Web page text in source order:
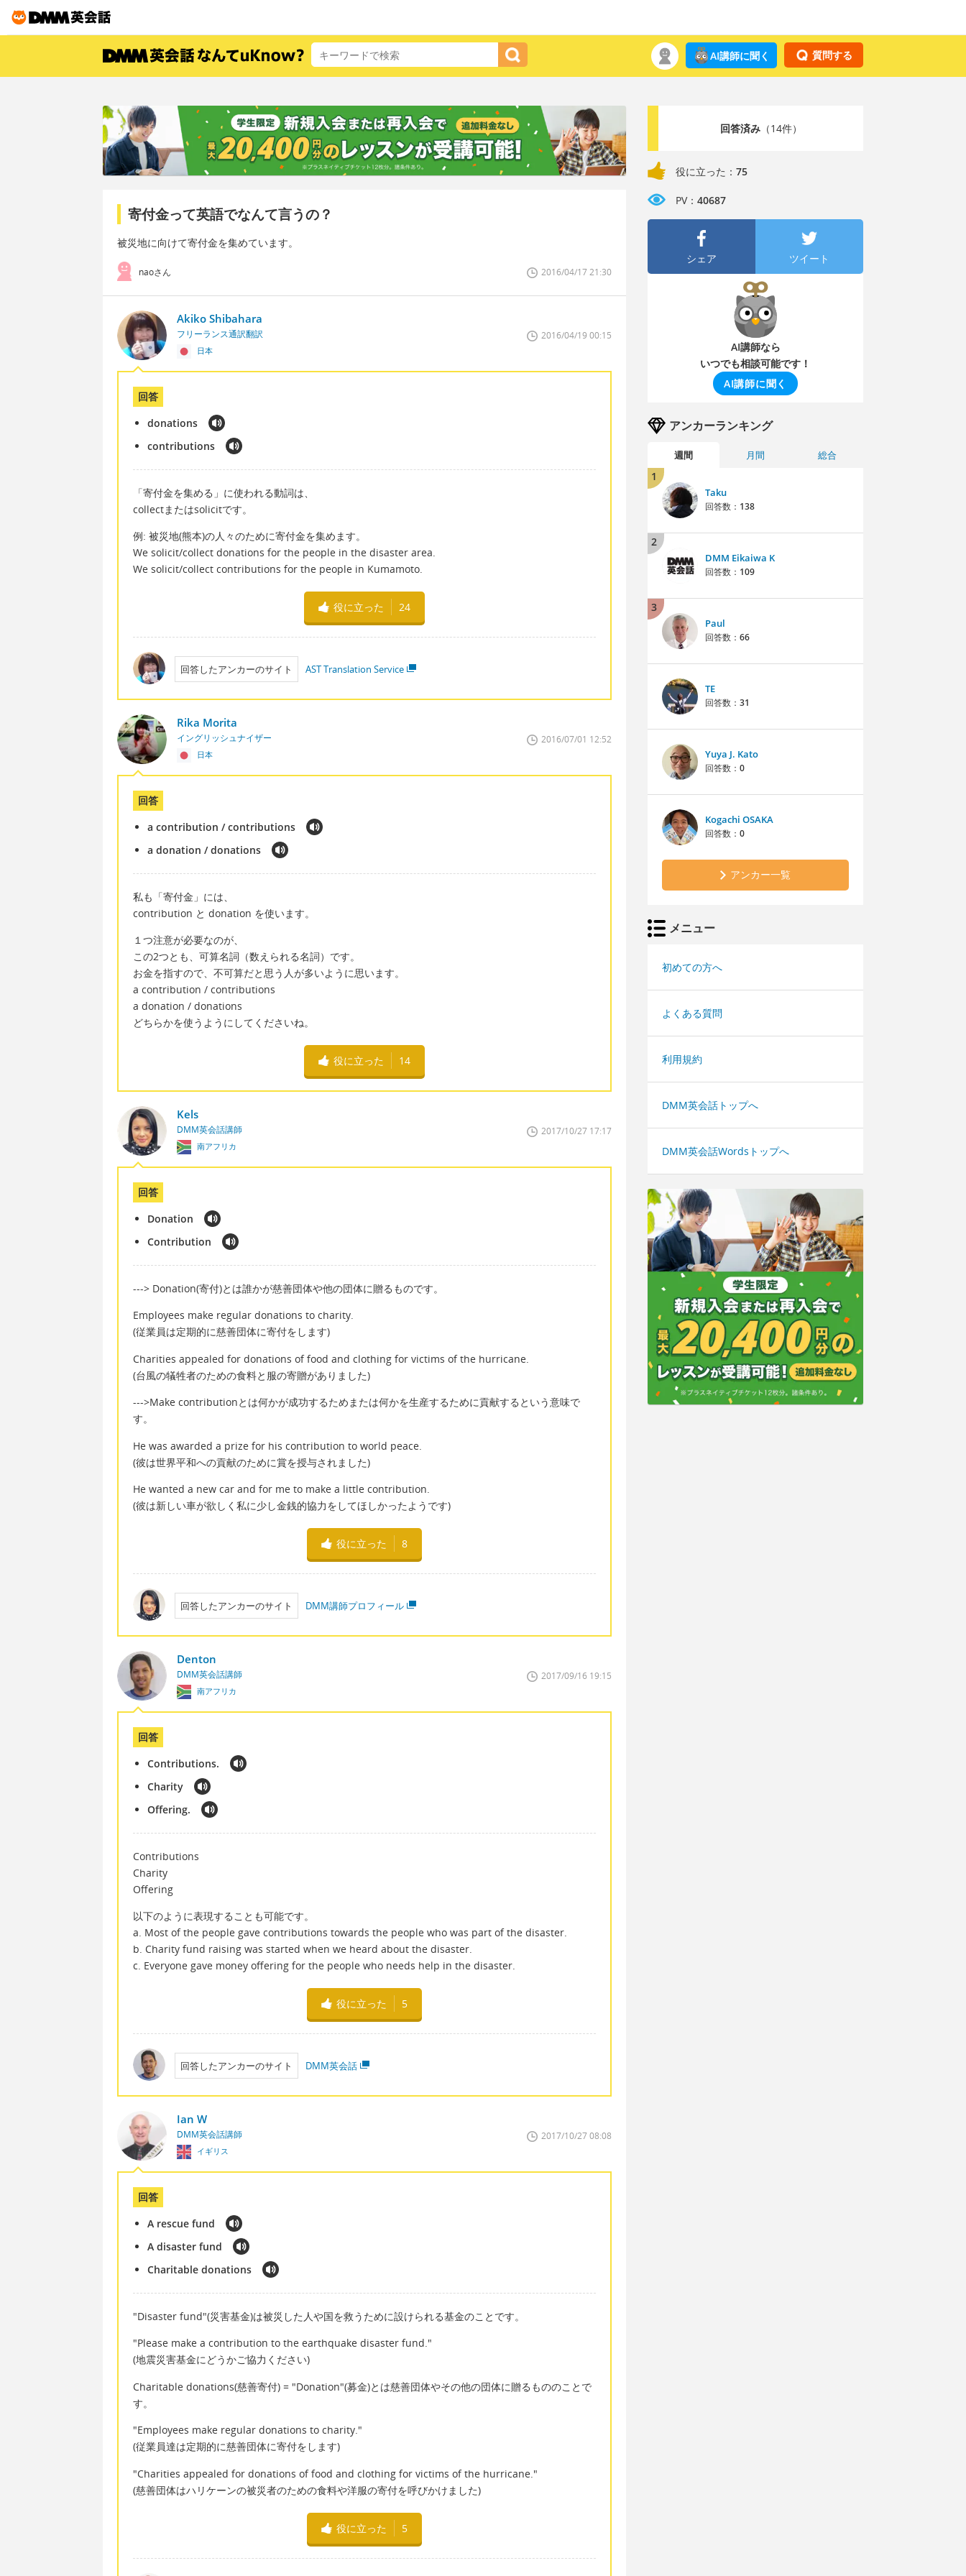
質問する
AI講師に聞く
寄付金って英語でなんて言うの？
被災地に向けて寄付金を集めています。
naoさん 2016/04/17 21:30
Akiko Shibahara
フリーランス通訳翻訳
日本
2016/04/19 00:15
回答
donations
contributions
「寄付金を集める」に使われる動詞は、
collectまたはsolicitです。
例: 被災地(熊本)の人々のために寄付金を集めます。
We solicit/collect donations for the people in the disaster area.
We solicit/collect contributions for the people in Kumamoto.
役に立った 24
回答したアンカーのサイト AST Translation Service
Rika Morita
イングリッシュナイザー
日本
2016/07/01 12:52
回答
a contribution / contributions
a donation / donations
私も「寄付金」には、
contribution と donation を使います。
１つ注意が必要なのが、
この2つとも、可算名詞（数えられる名詞）です。
お金を指すので、不可算だと思う人が多いように思います。
a contribution / contributions
a donation / donations
どちらかを使うようにしてくださいね。
役に立った 14
Kels
DMM英会話講師
南アフリカ
2017/10/27 17:17
回答
Donation
Contribution
---> Donation(寄付)とは誰かが慈善団体や他の団体に贈るものです。
Employees make regular donations to charity.
(従業員は定期的に慈善団体に寄付をします)
Charities appealed for donations of food and clothing for victims of the hurricane.
(台風の犠牲者のための食料と服の寄贈がありました)
--->Make contributionとは何かが成功するためまたは何かを生産するために貢献するという意味で
す。
He was awarded a prize for his contribution to world peace.
(彼は世界平和への貢献のために賞を授与されました)
He wanted a new car and for me to make a little contribution.
(彼は新しい車が欲しく私に少し金銭的協力をしてほしかったようです)
役に立った 8
回答したアンカーのサイト DMM講師プロフィール
Denton
DMM英会話講師
南アフリカ
2017/09/16 19:15
回答
Contributions.
Charity
Offering.
Contributions
Charity
Offering
以下のように表現することも可能です。
a. Most of the people gave contributions towards the people who was part of the disaster.
b. Charity fund raising was started when we heard about the disaster.
c. Everyone gave money offering for the people who needs help in the disaster.
役に立った 5
回答したアンカーのサイト DMM英会話
Ian W
DMM英会話講師
イギリス
2017/10/27 08:08
回答
A rescue fund
A disaster fund
Charitable donations
"Disaster fund"(災害基金)は被災した人や国を救うために設けられる基金のことです。
"Please make a contribution to the earthquake disaster fund."
(地震災害基金にどうかご協力ください)
Charitable donations(慈善寄付) = "Donation"(募金)とは慈善団体やその他の団体に贈るもののことで
す。
"Employees make regular donations to charity."
(従業員達は定期的に慈善団体に寄付をします)
"Charities appealed for donations of food and clothing for victims of the hurricane."
(慈善団体はハリケーンの被災者のための食料や洋服の寄付を呼びかけました)
役に立った 5
回答済み（14件）
役に立った： 75
PV： 40687
シェア ツイート
AI講師なら
いつでも相談可能です！
AI講師に聞く
アンカーランキング
週間 月間 総合
1
Taku
回答数： 138
2
DMM Eikaiwa K
回答数： 109
3
Paul
回答数： 66
TE
回答数： 31
Yuya J. Kato
回答数： 0
Kogachi OSAKA
回答数： 0
アンカー一覧
メニュー
初めての方へ
よくある質問
利用規約
DMM英会話トップへ
DMM英会話Wordsトップへ